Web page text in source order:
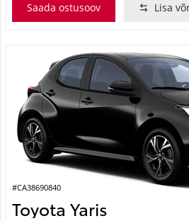
Saada ostusoov Lisa
#CA38690840
Toyota Yaris